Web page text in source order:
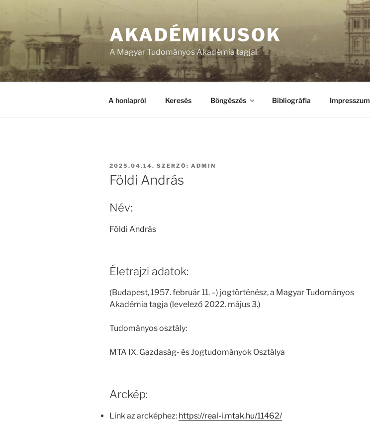
AKADÉMIKUSOK
A Magyar Tudományos Akadémia tagjai
A honlapról Keresés Böngészés Bibliográfia Impresszum
BEKÜLDVE:
2025.04.14. SZERZŐ: ADMIN
Földi András
Név:
Földi András
Életrajzi adatok:
(Budapest, 1957. február 11. –) jogtörténész, a Magyar Tudományos
Akadémia tagja (levelező 2022. május 3.)
Tudományos osztály:
MTA IX. Gazdaság- és Jogtudományok Osztálya
Arckép:
Link az arcképhez: https://real-i.mtak.hu/11462/